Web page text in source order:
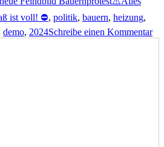
ist voll! ​​⛔, politik, bauern, heizung,
demo, 2024Schreibe einen Kommentarzu